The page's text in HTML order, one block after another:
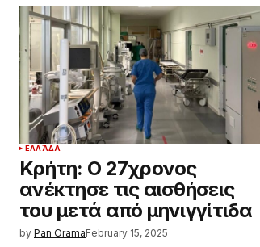
ΕΛΛΆΔΑ
Κρήτη: Ο 27χρονος
ανέκτησε τις αισθήσεις
του μετά από μηνιγγίτιδα
by Pan OramaFebruary 15, 2025